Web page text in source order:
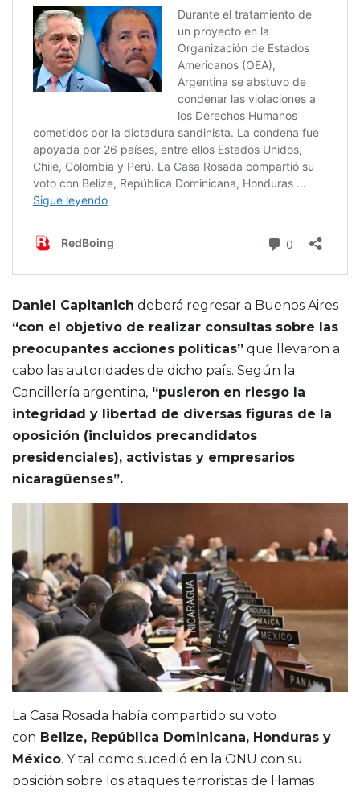
Daniel Capitanich deberá regresar a Buenos Aires
“con el objetivo de realizar consultas sobre las
preocupantes acciones políticas” que llevaron a
cabo las autoridades de dicho país. Según la
Cancillería argentina, “pusieron en riesgo la
integridad y libertad de diversas figuras de la
oposición (incluidos precandidatos
presidenciales), activistas y empresarios
nicaragüenses”.
La Casa Rosada había compartido su voto
con Belize, República Dominicana, Honduras y
México. Y tal como sucedió en la ONU con su
posición sobre los ataques terroristas de Hamas